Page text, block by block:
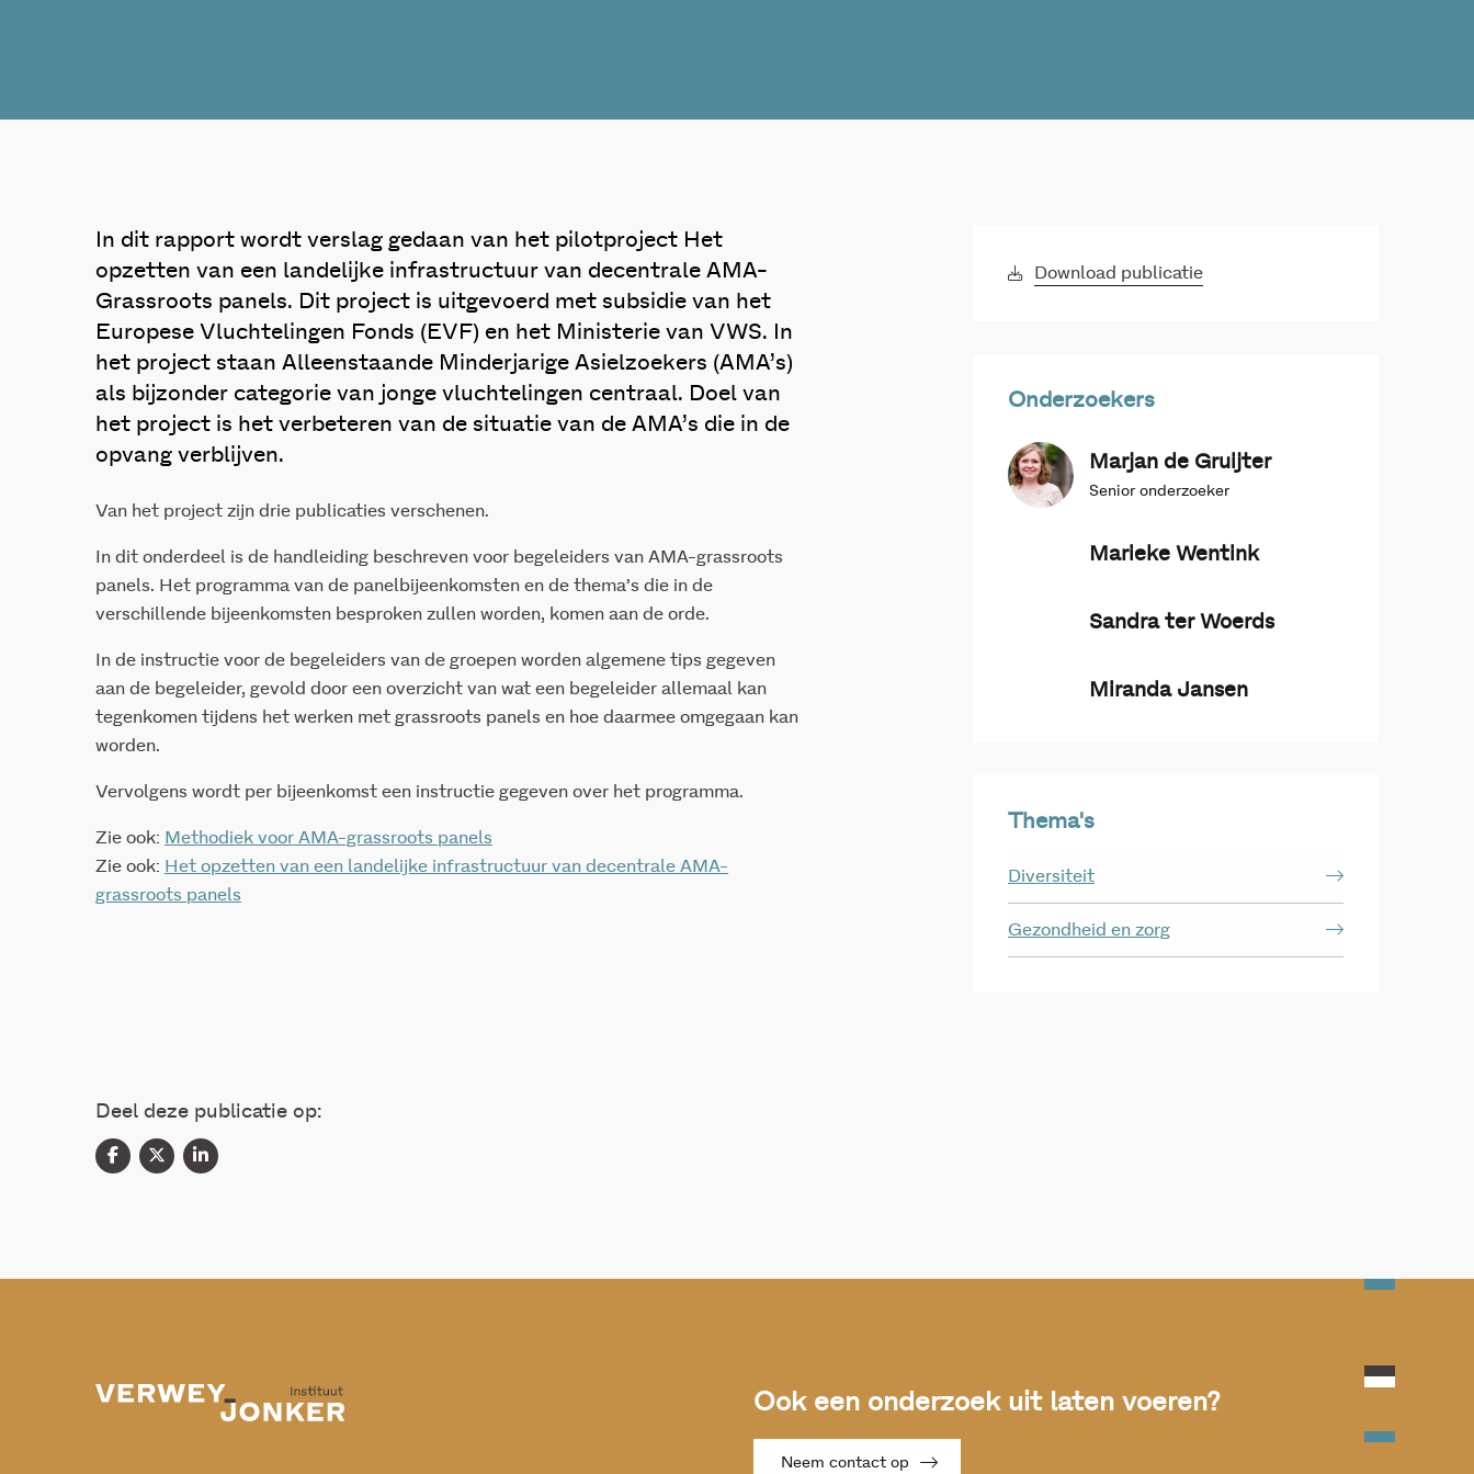
In dit rapport wordt verslag gedaan van het pilotproject Het
opzetten van een landelijke infrastructuur van decentrale AMA-
Grassroots panels. Dit project is uitgevoerd met subsidie van het
Europese Vluchtelingen Fonds (EVF) en het Ministerie van VWS. In
het project staan Alleenstaande Minderjarige Asielzoekers (AMA’s)
als bijzonder categorie van jonge vluchtelingen centraal. Doel van
het project is het verbeteren van de situatie van de AMA’s die in de
opvang verblijven.
Van het project zijn drie publicaties verschenen.
In dit onderdeel is de handleiding beschreven voor begeleiders van AMA-grassroots
panels. Het programma van de panelbijeenkomsten en de thema’s die in de
verschillende bijeenkomsten besproken zullen worden, komen aan de orde.
In de instructie voor de begeleiders van de groepen worden algemene tips gegeven
aan de begeleider, gevold door een overzicht van wat een begeleider allemaal kan
tegenkomen tijdens het werken met grassroots panels en hoe daarmee omgegaan kan
worden.
Vervolgens wordt per bijeenkomst een instructie gegeven over het programma.
Zie ook: Methodiek voor AMA-grassroots panels
Zie ook: Het opzetten van een landelijke infrastructuur van decentrale AMA-
grassroots panels
Download publicatie
Onderzoekers
Marjan de Gruijter
Senior onderzoeker
Marieke Wentink
Sandra ter Woerds
Miranda Jansen
Thema's
Diversiteit
Gezondheid en zorg
Deel deze publicatie op:
Ook een onderzoek uit laten voeren?
Neem contact op